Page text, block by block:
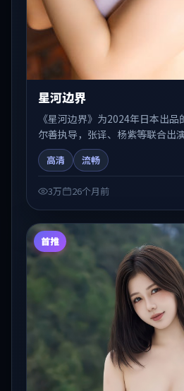
星河边界
《星河边界》为2024年日本出
尔善执导，张译、杨紫等联合出
节奏推进中展开，兼具叙事张力
国产剧、电影、综艺片单交叉检
高清 流畅
3万 26个月前
首推